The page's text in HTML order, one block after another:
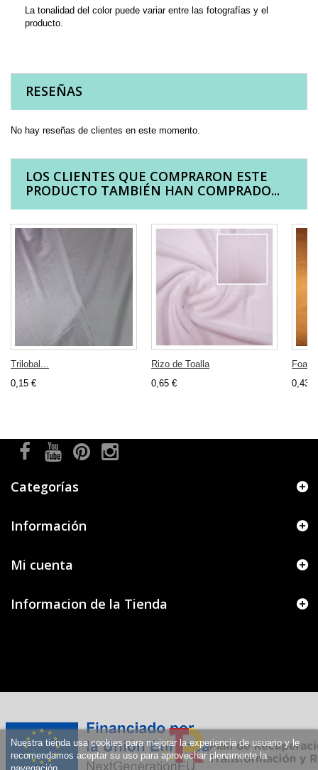
Nuestra tienda usa cookies para mejorar la experiencia de usuario y le
recomendamos aceptar su uso para aprovechar plenamente la
La tonalidad del color puede variar entre las fotografías y el
producto.
RESEÑAS
No hay reseñas de clientes en este momento.
LOS CLIENTES QUE COMPRARON ESTE
PRODUCTO TAMBIÉN HAN COMPRADO...
Trilobal...
0,15 €
Rizo de Toalla
0,65 €
0,43 €
Categorías
Información
Mi cuenta
Informacion de la Tienda